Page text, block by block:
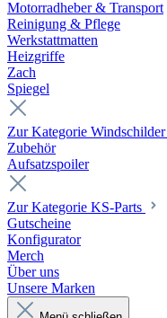
Motorradheber & Transport
Reinigung & Pflege
Werkstattmatten
Heizgriffe
Zach
Spiegel
Zur Kategorie Windschilder
Zubehör
Aufsatzspoiler
Zur Kategorie KS-Parts
Gutscheine
Konfigurator
Merch
Über uns
Unsere Marken